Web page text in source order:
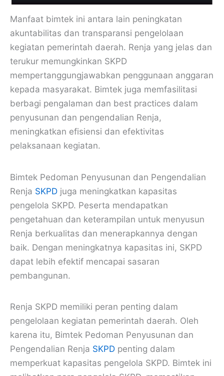
Manfaat bimtek ini antara lain peningkatan
akuntabilitas dan transparansi pengelolaan
kegiatan pemerintah daerah. Renja yang jelas dan
terukur memungkinkan SKPD
mempertanggungjawabkan penggunaan anggaran
kepada masyarakat. Bimtek juga memfasilitasi
berbagi pengalaman dan best practices dalam
penyusunan dan pengendalian Renja,
meningkatkan efisiensi dan efektivitas
pelaksanaan kegiatan.
Bimtek Pedoman Penyusunan dan Pengendalian
Renja SKPD juga meningkatkan kapasitas
pengelola SKPD. Peserta mendapatkan
pengetahuan dan keterampilan untuk menyusun
Renja berkualitas dan menerapkannya dengan
baik. Dengan meningkatnya kapasitas ini, SKPD
dapat lebih efektif mencapai sasaran
pembangunan.
Renja SKPD memiliki peran penting dalam
pengelolaan kegiatan pemerintah daerah. Oleh
karena itu, Bimtek Pedoman Penyusunan dan
Pengendalian Renja SKPD penting dalam
memperkuat kapasitas pengelola SKPD. Bimtek ini